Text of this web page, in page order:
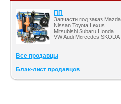
ПП
Запчасти под заказ Mazda
Nissan Toyota Lexus
Mitsubishi Subaru Honda
VW Audi Mercedes SKODA
Все продавцы
Блэк-лист продавцов